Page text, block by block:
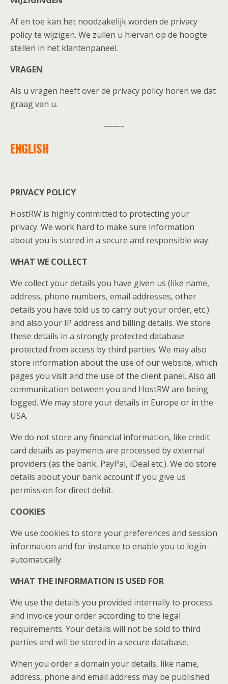
Af en toe kan het noodzakelijk worden de privacy
policy te wijzigen. We zullen u hiervan op de hoogte
stellen in het klantenpaneel.
VRAGEN
Als u vragen heeft over de privacy policy horen we dat
graag van u.
——–
ENGLISH
PRIVACY POLICY
HostRW is highly committed to protecting your
privacy. We work hard to make sure information
about you is stored in a secure and responsible way.
WHAT WE COLLECT
We collect your details you have given us (like name,
address, phone numbers, email addresses, other
details you have told us to carry out your order, etc.)
and also your IP address and billing details. We store
these details in a strongly protected database
protected from access by third parties. We may also
store information about the use of our website, which
pages you visit and the use of the client panel. Also all
communication between you and HostRW are being
logged. We may store your details in Europe or in the
USA.
We do not store any financial information, like credit
card details as payments are processed by external
providers (as the bank, PayPal, iDeal etc.). We do store
details about your bank account if you give us
permission for direct debit.
COOKIES
We use cookies to store your preferences and session
information and for instance to enable you to login
automatically.
WHAT THE INFORMATION IS USED FOR
We use the details you provided internally to process
and invoice your order according to the legal
requirements. Your details will not be sold to third
parties and will be stored in a secure database.
When you order a domain your details, like name,
address, phone and email address may be published